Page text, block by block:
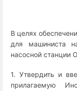
В целях
для машиниста
насосной
1. Утвердить и
прилагаемую